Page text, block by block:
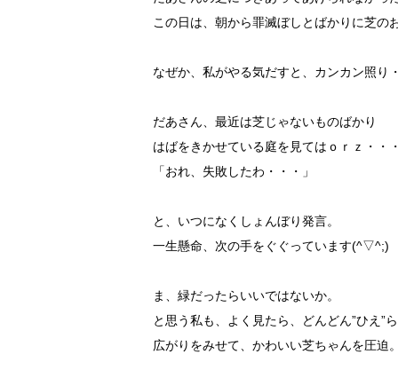
この日は、朝から罪滅ぼしとばかりに芝の
なぜか、私がやる気だすと、カンカン照り
だあさん、最近は芝じゃないものばかり
はばをきかせている庭を見てはｏｒｚ・・・
「おれ、失敗したわ・・・」
と、いつになくしょんぼり発言。
一生懸命、次の手をぐぐっています(^▽^;)
ま、緑だったらいいではないか。
と思う私も、よく見たら、どんどん”ひえ”
広がりをみせて、かわいい芝ちゃんを圧迫。